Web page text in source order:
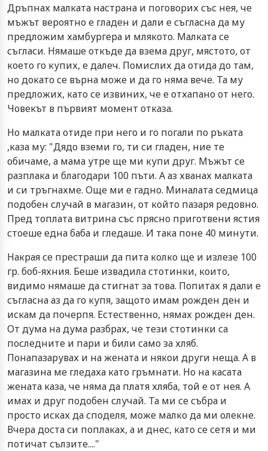
Дръпнах малката настрана и поговорих със нея, че
мъжът вероятно е гладен и дали е съгласна да му
предложим хамбургера и млякото. Малката се
съгласи. Нямаше откъде да взема друг, мястото, от
което го купих, е далеч. Помислих да отида до там,
но докато се върна може и да го няма вече. Та му
предложих, като се извиних, че е отхапано от него.
Човекът в първият момент отказа.
Но малката отиде при него и го погали по ръката
,каза му: "Дядо вземи го, ти си гладен, ние те
обичаме, а мама утре ще ми купи друг. Мъжът се
разплака и благодари 100 пъти. А аз хванах малката
и си тръгнахме. Още ми е гадно. Миналата седмица
подобен случай в магазин, от който пазаря редовно.
Пред топлата витрина със прясно приготвени ястия
стоеше една баба и гледаше. И така поне 40 минути.
Накрая се престраши да пита колко ще и излезе 100
гр. боб-яхния. Беше извадила стотинки, които,
видимо нямаше да стигнат за това. Попитах я дали е
съгласна аз да го купя, защото имам рожден ден и
искам да почерпя. Естественно, нямах рожден ден.
От дума на дума разбрах, че тези стотинки са
последните и пари и били само за хляб.
Понапазарувах и на жената и някои други неща. А в
магазина ме гледаха като гръмнати. Но на касата
жената каза, че няма да платя хляба, той е от нея. А
имах и друг подобен случай. Та ми се събра и
просто исках да споделя, може малко да ми олекне.
Вчера доста си поплаках, а и днес, като се сетя и ми
потичат сълзите...."